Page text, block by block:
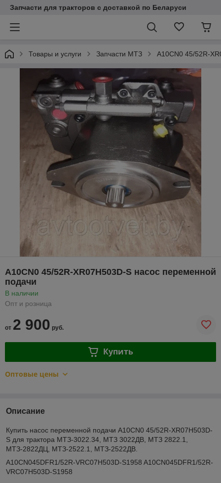
Запчасти для тракторов с доставкой по Беларуси
Товары и услуги Запчасти МТЗ А10CN0 45/52R-
А10CN0 45/52R-XR07H503D-S насос переменной
подачи
В наличии
Опт и розница
от 2 900 руб.
Купить
Оптовые цены
Описание
Купить насос переменной подачи А10CN0 45/52R-XR07H503D-
S для трактора МТЗ-3022.34, МТЗ 3022ДВ, МТЗ 2822.1,
МТЗ-2822ДЦ, МТЗ-2522.1, МТЗ-2522ДВ.
A10CN045DFR1/52R-VRC07H503D-S1958 A10CN045DFR1/52R-
VRC07H503D-S1958